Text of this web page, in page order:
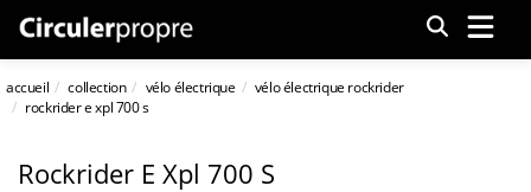
Menu
accueil collection vélo électrique
vélo électrique rockrider
rockrider e xpl 700 s
Rockrider E Xpl 700 S